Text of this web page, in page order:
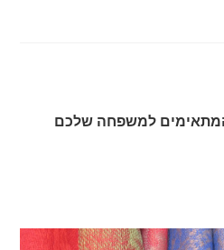
למשפחה שלכם